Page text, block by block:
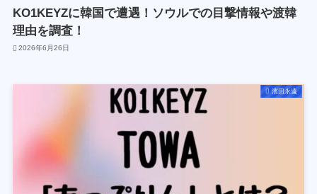
KO1KEYZに韓国で遭遇！ソウルでの目撃情報や渡韓
理由を調査！
2026年6月26日
濱田永遠